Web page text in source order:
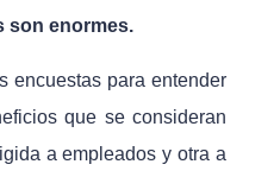
son enormes.
encuestas para entender
que se consideran
a empleados y otra a